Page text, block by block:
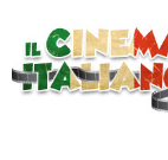
contenuto